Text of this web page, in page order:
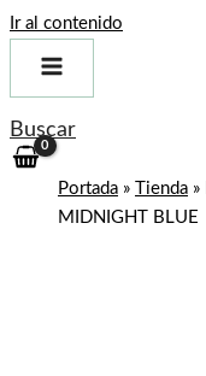
Ir al contenido
Buscar
Portada » Tienda »
MIDNIGHT BLUE